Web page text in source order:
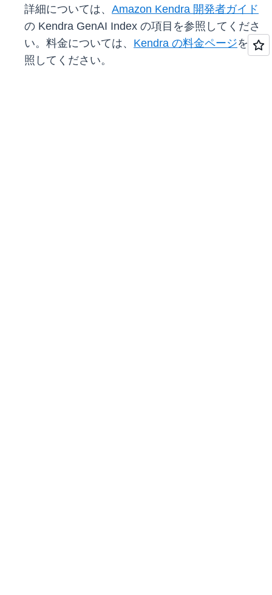
詳細については、 Amazon Kendra 開発者ガイド
の Kendra GenAI Index の項目を参照してくださ
い。料金については、 Kendra の料金ページを参
照してください。